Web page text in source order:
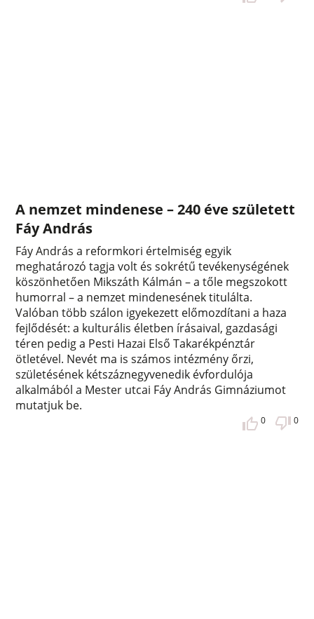
A nemzet mindenese – 240 éve született
Fáy András
Fáy András a reformkori értelmiség egyik
meghatározó tagja volt és sokrétű tevékenységének
köszönhetően Mikszáth Kálmán – a tőle megszokott
humorral – a nemzet mindenesének titulálta.
Valóban több szálon igyekezett előmozdítani a haza
fejlődését: a kulturális életben írásaival, gazdasági
téren pedig a Pesti Hazai Első Takarékpénztár
ötletével. Nevét ma is számos intézmény őrzi,
születésének kétszáznegyvenedik évfordulója
alkalmából a Mester utcai Fáy András Gimnáziumot
mutatjuk be.
0 0